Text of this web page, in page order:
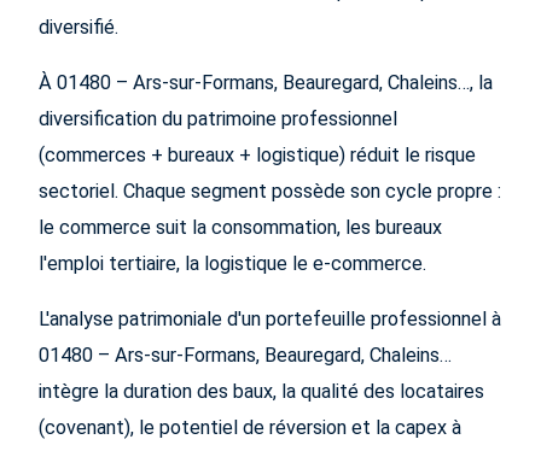
diversifié.
À 01480 – Ars-sur-Formans, Beauregard, Chaleins…, la
diversification du patrimoine professionnel
(commerces + bureaux + logistique) réduit le risque
sectoriel. Chaque segment possède son cycle propre :
le commerce suit la consommation, les bureaux
l'emploi tertiaire, la logistique le e-commerce.
L'analyse patrimoniale d'un portefeuille professionnel à
01480 – Ars-sur-Formans, Beauregard, Chaleins…
intègre la duration des baux, la qualité des locataires
(covenant), le potentiel de réversion et la capex à